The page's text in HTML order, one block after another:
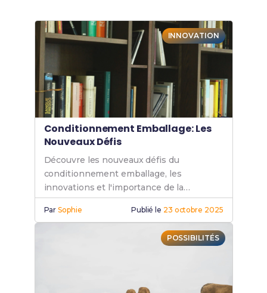
INNOVATION
Conditionnement Emballage: Les
Nouveaux Défis
Découvre les nouveaux défis du
conditionnement emballage, les
innovations et l'importance de la
durabilité pour un avenir plus vert et
responsable.
ParSophie Publié le 23 octobre 2025
POSSIBILITÉS